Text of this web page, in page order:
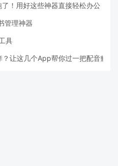
！用好这些神器直接轻松办公
管理神器
具
让这几个App帮你过一把配音瘾